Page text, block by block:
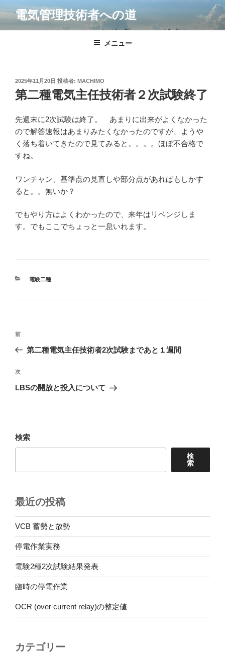
ン
テ
電気管理技術者への道
メニュー
投
稿
日:
2025年11月20日 投稿者: MACHIMO
第二種電気主任技術者２次試験終了
先週末に2次試験は終了。 あまりに出来がよくなかった
ので解答速報はあまりみたくなかったのですが、ようや
く落ち着いてきたので見てみると。。。。ほぼ不合格で
すね。
ワンチャン、基準点の見直しや部分点があればもしかす
ると。。無いか？
でもやり方はよくわかったので、来年はリベンジしま
す。でもここでちょっと一息いれます。
カ
電験二種
投
ビ
ゲ
ン
前
の
稿
前
第二種電気主任技術者2次試験まであと１週間
次
の
次
LBSの開放と投入について
検索
検
索
最近の投稿
VCB 蓄勢と放勢
停電作業実務
電験2種2次試験結果発表
臨時の停電作業
OCR (over current relay)の整定値
カテゴリー